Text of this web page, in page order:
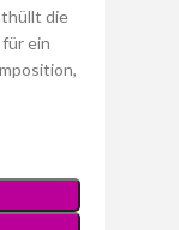
die
ein